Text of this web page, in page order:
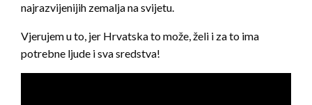
najrazvijenijih zemalja na svijetu.
Vjerujem u to, jer Hrvatska to može, želi i za to ima
potrebne ljude i sva sredstva!